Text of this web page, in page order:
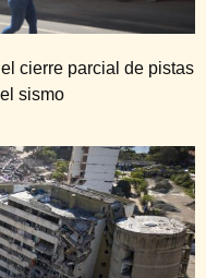
cierre parcial de pistas
sismo